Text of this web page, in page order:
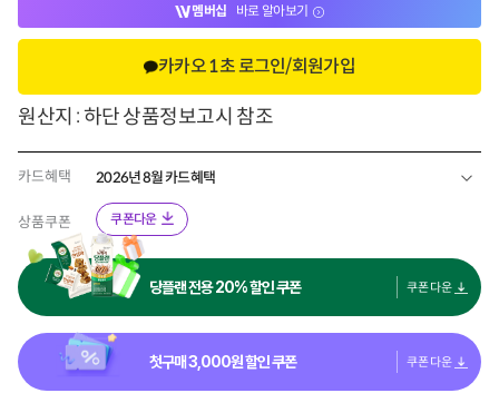
멤버십 바로 알아보기
카카오 1초 로그인/회원가입
원산지 : 하단 상품정보고시 참조
카드혜택 2026년 8월 카드혜택
상품쿠폰 쿠폰다운
당플랜 전용 20% 할인 쿠폰 쿠폰 다운
첫구매3,000원 할인 쿠폰 쿠폰 다운